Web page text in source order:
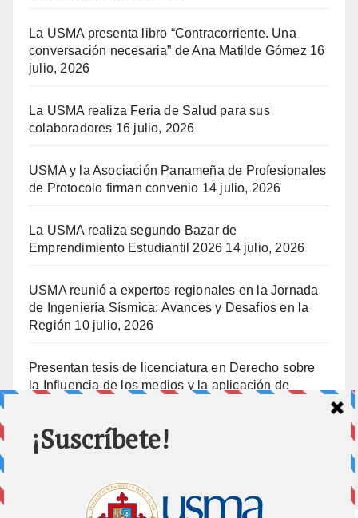
La USMA presenta libro “Contracorriente. Una
conversación necesaria” de Ana Matilde Gómez 16
julio, 2026
La USMA realiza Feria de Salud para sus
colaboradores 16 julio, 2026
USMA y la Asociación Panameña de Profesionales
de Protocolo firman convenio 14 julio, 2026
La USMA realiza segundo Bazar de
Emprendimiento Estudiantil 2026 14 julio, 2026
USMA reunió a expertos regionales en la Jornada
de Ingeniería Sísmica: Avances y Desafíos en la
Región 10 julio, 2026
Presentan tesis de licenciatura en Derecho sobre
la Influencia de los medios y la aplicación de